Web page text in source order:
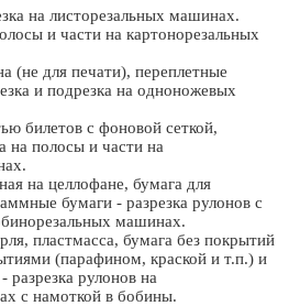
на листорезальных машинах.
и части на картонорезальных
(не для печати), переплетные
и подрезка на одноножевых
билетов с фоновой сеткой,
на полосы и части на
на целлофане, бумага для
бумаги - разрезка рулонов с
машинах.
пластмасса, бумага без покрытий
(парафином, краской и т.п.) и
разрезка рулонов на
с намоткой в бобины.